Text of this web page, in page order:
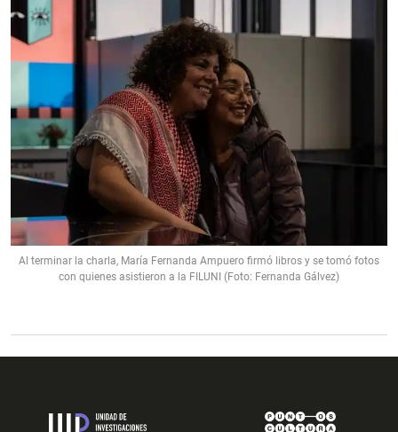
Al terminar la charla, María Fernanda Ampuero firmó libros y se tomó fotos
con quienes asistieron a la FILUNI (Foto: Fernanda Gálvez)